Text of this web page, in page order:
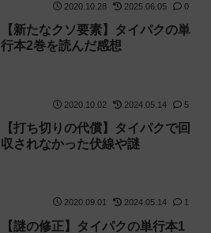
2020.10.28 2025.06.05 0
【新たなクソ要素】タイパクの単
行本2巻を読んだ感想
2020.10.02 2024.05.14 5
【打ち切りの代償】タイパクで回
収されなかった伏線や謎
2020.09.01 2024.05.14 1
【謎の修正】タイパクの単行本1